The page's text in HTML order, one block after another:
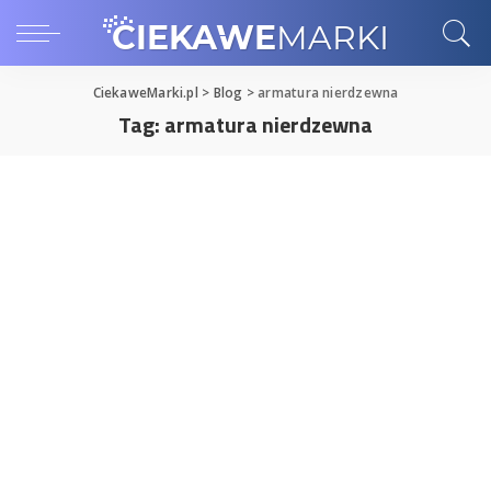
CiekaweMarki.pl > Blog >armatura nierdzewna
Tag:armatura nierdzewna